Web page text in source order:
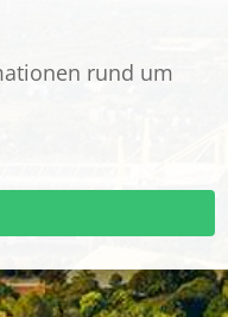
rund um